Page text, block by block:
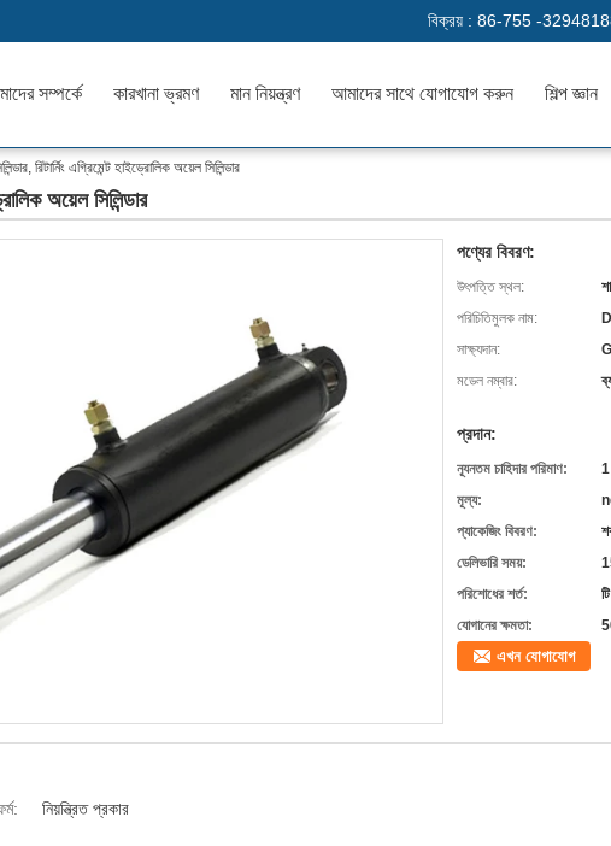
বিক্রয় : 86-755 -
সম্পর্কে কারখানা ভ্রমণ মান নিয়ন্ত্রণ আমাদের সাথে যোগাযোগ করুন শিল্প জ্ঞান
রিটার্নিং এগ্রিমেন্ট হাইড্রোলিক অয়েল সিলিন্ডার
অয়েল সিলিন্ডার
পণ্যের বিবরণ:
উৎপত্তি স্থল:
পরিচিতিমুলক নাম:
সাক্ষ্যদান:
মডেল নম্বার:
প্রদান:
ন্যূনতম চাহিদার পরিমাণ:
1
মূল্য:
প্যাকেজিং বিবরণ:
ডেলিভারি সময়:
পরিশোধের শর্ত:
যোগানের ক্ষমতা:
এখন যোগাযোগ
নিয়ন্ত্রিত প্রকার